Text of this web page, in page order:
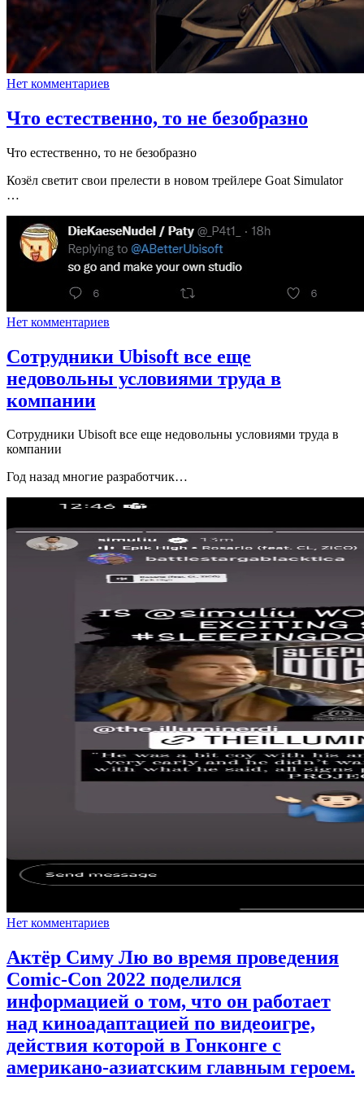
Нет комментариев
Что естественно, то не безобразно
Что естественно, то не безобразно
Козёл светит свои прелести в новом трейлере Goat Simulator
…
Нет комментариев
Сотрудники Ubisoft все еще
недовольны условиями труда в
компании
Сотрудники Ubisoft все еще недовольны условиями труда в
компании
Год назад многие разработчик…
Нет комментариев
Актёр Симу Лю во время проведения
Comic-Con 2022 поделился
информацией о том, что он работает
над киноадаптацией по видеоигре,
действия которой в Гонконге с
американо-азиатским главным героем.